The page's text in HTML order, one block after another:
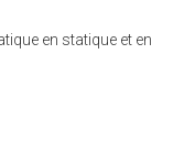
en statique et en